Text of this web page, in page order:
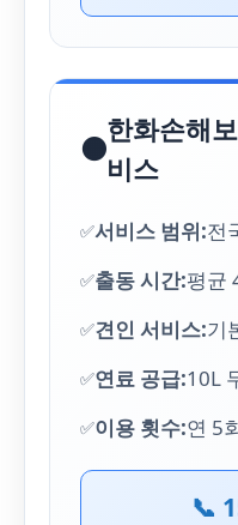
🟠
한화손해
비스
서비스 범위:전
출동 시간:평균
견인 서비스:기
연료 공급:10L
이용 횟수:연 5
📞